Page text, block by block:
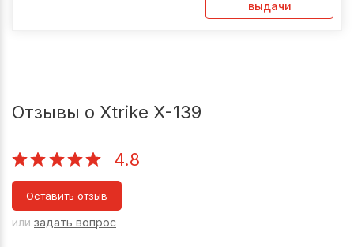
выдачи
Отзывы о Xtrike X-139
4.8
Оставить отзыв
или задать вопрос